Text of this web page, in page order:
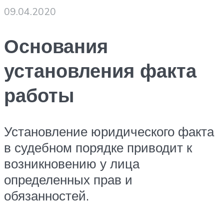
09.04.2020
Основания
установления факта
работы
Установление юридического факта
в судебном порядке приводит к
возникновению у лица
определенных прав и
обязанностей.